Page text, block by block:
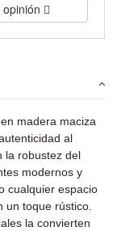
madera maciza
al
la robustez del
modernos y
cualquier espacio
un toque rústico.
la convierten